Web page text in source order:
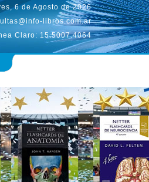
6 de Agosto de 2026
libros.com.ar
Claro: 15.5007.4064